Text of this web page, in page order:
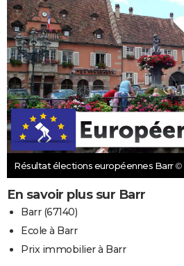
Résultat élections européennes Barr ©
En savoir plus sur Barr
Barr (67140)
Ecole à Barr
Prix immobilier à Barr